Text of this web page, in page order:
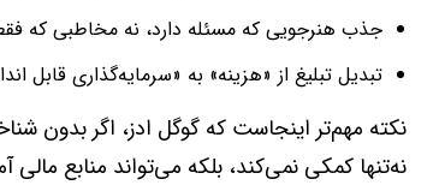
جذب هنرجویی که مسئله دارد، نه مخاطبی که
تبدیل تبلیغ از «هزینه» به «سرمایه‌گذاری قابل
نکته مهم‌تر اینجاست که گوگل ادز، اگر بدون
نه‌تنها کمکی نمی‌کند، بلکه می‌تواند منابع